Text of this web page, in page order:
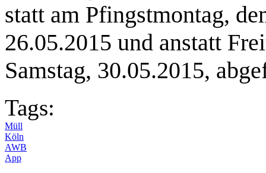
statt am Pfingstmontag,
26.05.2015 und anstatt
Samstag, 30.05.2015,
Tags:
Müll
Köln
AWB
App